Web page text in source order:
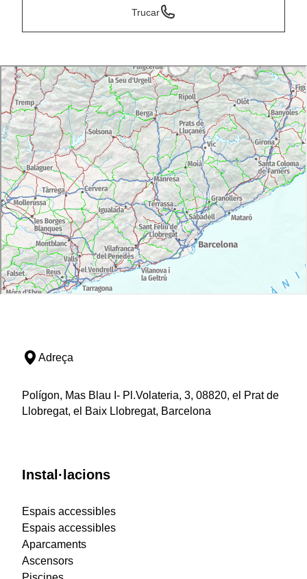
Trucar
Adreça
Polígon, Mas Blau I- Pl.Volateria, 3, 08820, el Prat de
Llobregat, el Baix Llobregat, Barcelona
Instal·lacions
Espais accessibles
Espais accessibles
Aparcaments
Ascensors